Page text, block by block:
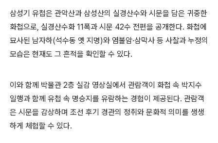
삼성기 유첩은 관악산과 삼성산의 실경산수와 시문을 담은 귀중한
화첩으로, 실경산수화 11폭과 시문 42수 전편을 공개한다. 화첩에
묘사된 남자하(석수동 옛 지명)와 염불암·삼막사 등 사찰과 누정의
모습은 현재도 그 흔적을 확인할 수 있다.
이와 함께 박물관 2층 실감 영상실에서 관람객이 화첩 속 박지수
일행과 함께 유첩 속 명승지를 유람하는 경험이 제공된다. 관람객
은 시문을 감상하며 조선 후기 경관의 정취와 문화적 의미를 생생
하게 체험할 수 있다.